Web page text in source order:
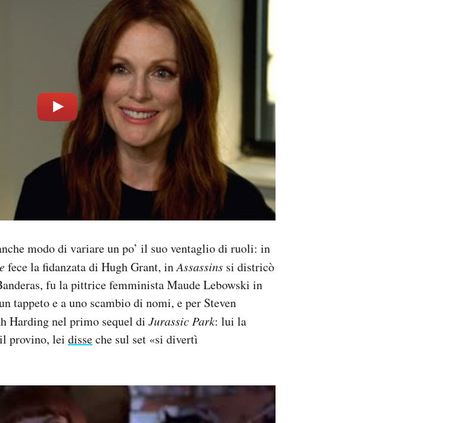
modo di variare un po’ il suo ventaglio di ruoli: in
fece la fidanzata di Hugh Grant, inAssassins si districò
fu la pittrice femminista Maude Lebowski in
tappeto e a uno scambio di nomi, e per Steven
Harding nel primo sequel di Jurassic Park: lui la
provino, lei disseche sul set «si divertì